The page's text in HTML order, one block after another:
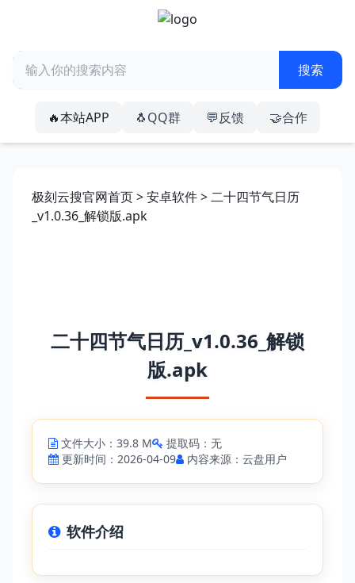
🔥本站APP 🐧QQ群 💬反馈 🤝合作
极刻云搜官网首页>安卓软件> 二十四节气日历
_v1.0.36_解锁版.apk
二十四节气日历_v1.0.36_解锁
版.apk
文件大小：39.8 M
提取码：无
更新时间：2026-04-09
内容来源：云盘用户
软件介绍